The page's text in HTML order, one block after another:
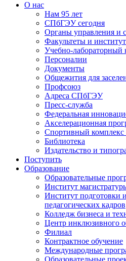
О нас
Нам 95 лет
СПбГЭУ сегодня
Органы управления и
Факультеты и
Учебно-лабораторный
Персоналии
Документы
Общежития для
Профсоюз
Адреса СПбГЭУ
Пресс-служба
Федеральная
Акселерационная
Спортивный комплекс
Библиотека
Издательство и
Поступить
Образование
Образовательные
Институт
Институт подготовки
педагогических кадров
Колледж бизнеса и
Центр инклюзивного
Филиал
Контрактное обучение
Международные
Образовательные